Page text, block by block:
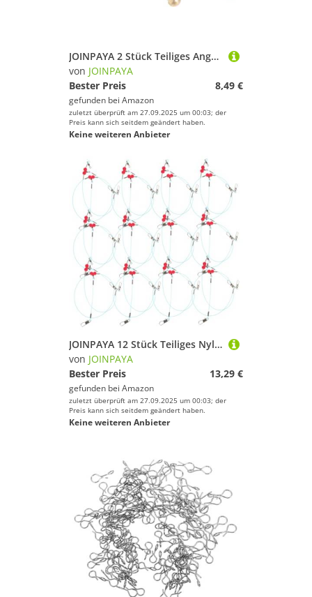
JOINPAYA 2 Stück Teiliges Angelhaken knotentool aus Aluminium und Kupfer Tragbares Schnelles und Präzises Angelschnur bindewerkzeug Robust und Salzwasserbeständig für Süß Salzwasserfischen
von JOINPAYA
Bester Preis
8,49 €
gefunden bei Amazon
zuletzt überprüft am 27.09.2025 um 00:03; der
Preis kann sich seitdem geändert haben.
Keine weiteren Anbieter
JOINPAYA 12 Stück Teiliges Nylon angelvorfach mit Wirbel Schnappperlen Rostfreien Haken und Drahtvorfach Hohe Stabilität Transparent blau für Süß Salzwasserfischen Vielseitig Einsetzbar
von JOINPAYA
Bester Preis
13,29 €
gefunden bei Amazon
zuletzt überprüft am 27.09.2025 um 00:03; der
Preis kann sich seitdem geändert haben.
Keine weiteren Anbieter